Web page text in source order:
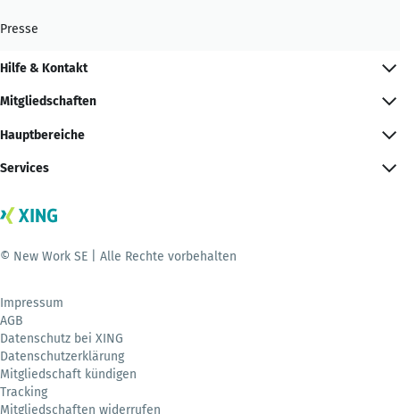
Presse
Hilfe & Kontakt
Mitgliedschaften
Hauptbereiche
Services
© New Work SE | Alle Rechte vorbehalten
Impressum
AGB
Datenschutz bei XING
Datenschutzerklärung
Mitgliedschaft kündigen
Tracking
Mitgliedschaften widerrufen